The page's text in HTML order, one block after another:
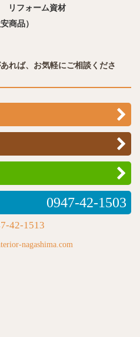
リフォーム資材
商品）
れば、お気軽にご相談くださ
0947-42-1503
42-1513
nagashima.com